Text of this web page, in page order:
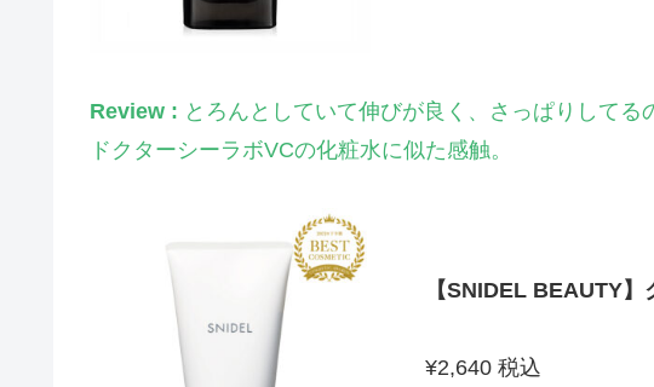
Review : とろんとしていて伸びが良く、さっぱりしてる
ドクターシーラボVCの化粧水に似た感触。
【SNIDEL BEAUTY
¥2,640 税込